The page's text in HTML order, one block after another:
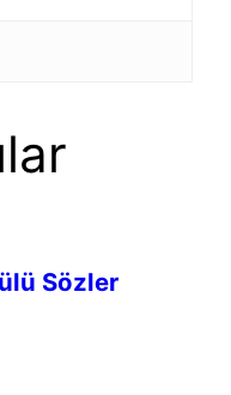
Sözler